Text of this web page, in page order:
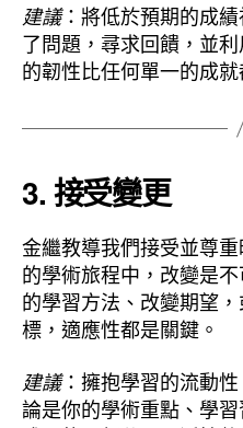
建議：將低於預期的成
了問題，尋求回饋，並
的韌性比任何單一的成
3.接受變更
金繼教導我們接受並尊
的學術旅程中，改變是
的學習方法、改變期望
標，適應性都是關鍵。
建議：擁抱學習的流動
論是你的學術重點、學